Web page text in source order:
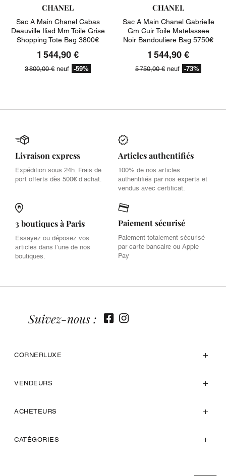
CHANEL
Sac A Main Chanel Cabas
Deauville Iliad Mm Toile Grise
Shopping Tote Bag 3800€
1 544,90 €
3 800,00 € neuf -59%
CHANEL
Sac A Main Chanel Gabrielle
Gm Cuir Toile Matelassee
Noir Bandouliere Bag 5750€
1 544,90 €
5 750,00 € neuf -73%
Livraison express
Expédition sous 24h. Frais de
port offerts dès 500€ d’achat.
Articles authentifiés
100% de nos articles
authentifiés par nos experts et
vendus avec certificat.
3 boutiques à Paris
Essayez ou déposez vos
articles dans l’une de nos
boutiques.
Paiement sécurisé
Paiement totalement sécurisé
par carte bancaire ou Apple
Pay
CORNERLUXE
VENDEURS
ACHETEURS
CATÉGORIES
Suivez-nous :